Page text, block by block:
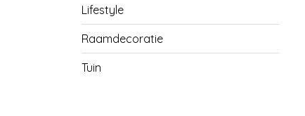
Lifestyle
Raamdecoratie
Tuin